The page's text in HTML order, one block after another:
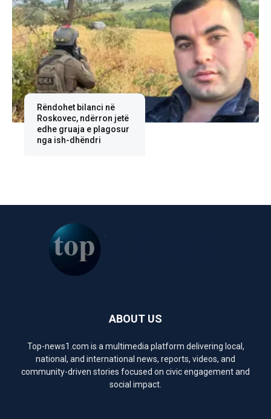
Rëndohet bilanci në
Roskovec, ndërron jetë
edhe gruaja e plagosur
nga ish-dhëndri
ABOUT US
Top-news1.com is a multimedia platform delivering local,
national, and international news, reports, videos, and
community-driven stories focused on civic engagement and
social impact.